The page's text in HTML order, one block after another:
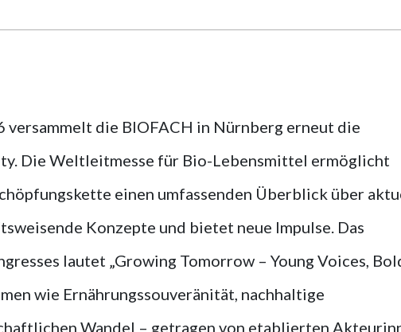
versammelt die BIOFACH in Nürnberg erneut die
Die Weltleitmesse für Bio-Lebensmittel ermöglicht
einen umfassenden Überblick über
Konzepte und bietet neue Impulse. Das
lautet „Growing Tomorrow – Young Voices,
wie Ernährungssouveränität, nachhaltige
Wandel – getragen von etablierten